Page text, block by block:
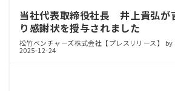
当社代表取締役社長 井上貴弘が
り感謝状を授与されました
松竹ベンチャーズ株式会社【プレスリリース】 by
2025-12-24